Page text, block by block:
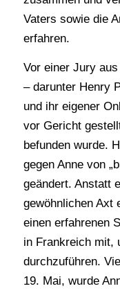
Vaters sowie die
erfahren.
Vor einer Jury
– darunter Henry
und ihr eigener
vor Gericht
befunden wurde.
gegen Anne von
geändert. Anstatt
gewöhnlichen Axt
einen erfahrenen
in Frankreich mit,
durchzuführen.
19. Mai, wurde